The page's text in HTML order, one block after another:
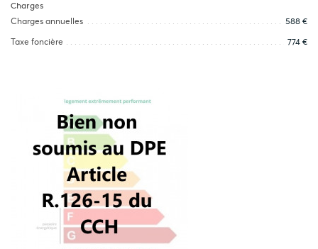
Charges
Charges annuelles
588 €
Taxe foncière 774 €